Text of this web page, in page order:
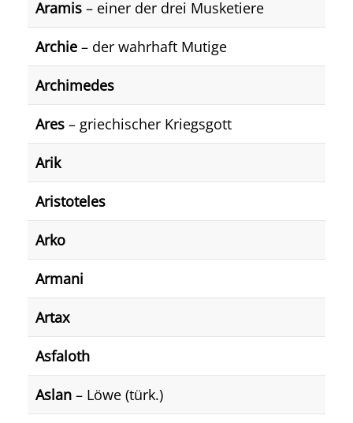
Aramis – einer der drei Musketiere
Archie – der wahrhaft Mutige
Archimedes
Ares – griechischer Kriegsgott
Arik
Aristoteles
Arko
Armani
Artax
Asfaloth
Aslan – Löwe (türk.)